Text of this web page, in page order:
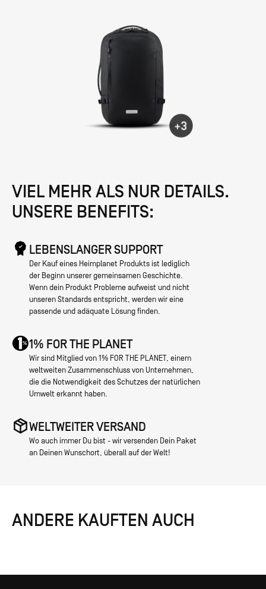
VIEL MEHR ALS NUR DETAILS.
UNSERE BENEFITS:
LEBENSLANGER SUPPORT
Der Kauf eines Heimplanet Produkts ist lediglich
der Beginn unserer gemeinsamen Geschichte.
Wenn dein Produkt Probleme aufweist und nicht
unseren Standards entspricht, werden wir eine
passende und adäquate Lösung finden.
1% FOR THE PLANET
Wir sind Mitglied von 1% FOR THE PLANET, einem
weltweiten Zusammenschluss von Unternehmen,
die die Notwendigkeit des Schutzes der natürlichen
Umwelt erkannt haben.
WELTWEITER VERSAND
Wo auch immer Du bist - wir versenden Dein Paket
an Deinen Wunschort, überall auf der Welt!
ANDERE KAUFTEN AUCH